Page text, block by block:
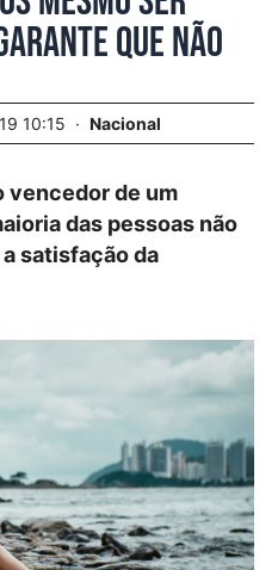
que não
10:15 Nacional
vencedor de um
das pessoas não
satisfação da